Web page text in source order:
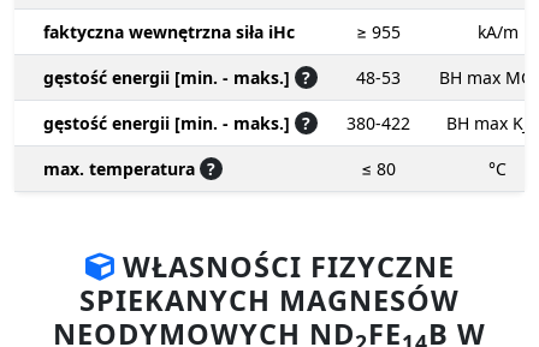
faktyczna wewnętrzna siła iHc
≥ 955
kA/m
gęstość energii [min. - maks.] ? 48-53
BH max
gęstość energii [min. - maks.] ? 380-422
BH max
max. temperatura ? ≤ 80 °C
WŁASNOŚCI FIZYCZNE
SPIEKANYCH MAGNESÓW
NEODYMOWYCH ND FE B W